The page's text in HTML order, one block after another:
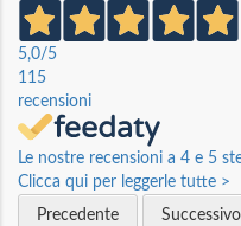
5,0/5
115
recensioni
Le nostre recensioni a 4 e 5
Clicca qui per leggerle tutte >
Precedente
Successivo